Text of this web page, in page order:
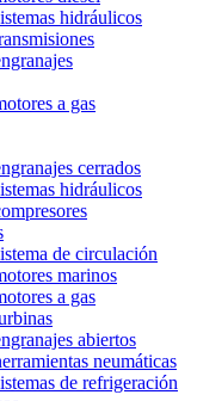
hidráulicos
a gas
cerrados
hidráulicos
de circulación
marinos
a gas
abiertos
neumáticas
de refrigeración